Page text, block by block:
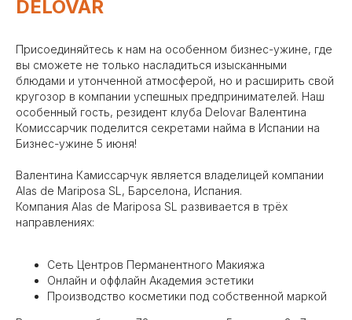
DELOVAR
Присоединяйтесь к нам на особенном бизнес-ужине, где
вы сможете не только насладиться изысканными
блюдами и утонченной атмосферой, но и расширить свой
кругозор в компании успешных предпринимателей. Наш
особенный гость, резидент клуба Delovar Валентина
Комиссарчик поделится секретами найма в Испании на
Бизнес-ужине 5 июня!
Валентина Камиссарчук является владелицей компании
Alas de Mariposa SL, Барселона, Испания.
Компания Alas de Mariposa SL развивается в трёх
направлениях:
Сеть Центров Перманентного Макияжа
Онлайн и оффлайн Академия эстетики
Производство косметики под собственной маркой